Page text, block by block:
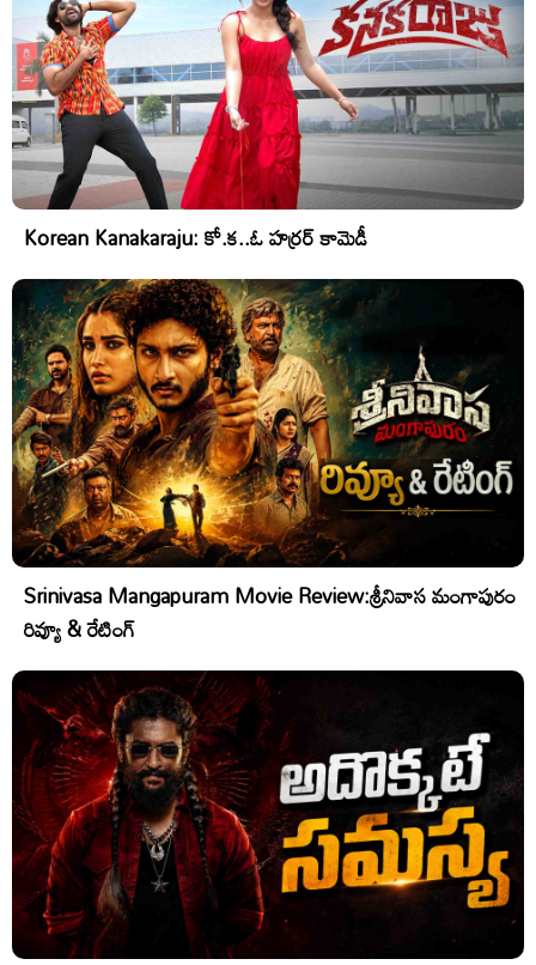
Korean Kanakaraju: కో.క..ఓ హర్రర్ కామెడీ
Srinivasa Mangapuram Movie Review:శ్రీనివాస మంగాపురం
రివ్యూ & రేటింగ్